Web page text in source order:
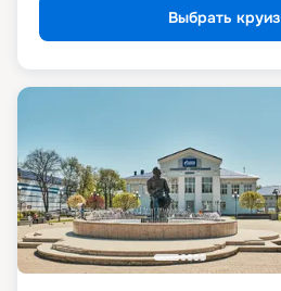
Выбрать круиз